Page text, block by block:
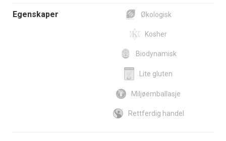
Egenskaper Økologisk
Kosher
Biodynamisk
Lite gluten
Miljøemballasje
Rettferdig handel